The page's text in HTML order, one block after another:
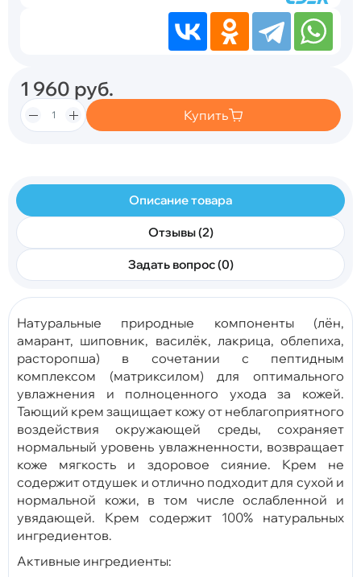
1 960 руб.
Купить
Описание товара
Отзывы (2)
Задать вопрос (0)
Натуральные природные компоненты (лён,
амарант, шиповник, василёк, лакрица, облепиха,
расторопша) в сочетании с пептидным
комплексом (матриксилом) для оптимального
увлажнения и полноценного ухода за кожей.
Тающий крем защищает кожу от неблагоприятного
воздействия окружающей среды, сохраняет
нормальный уровень увлажненности, возвращает
коже мягкость и здоровое сияние. Крем не
содержит отдушек и отлично подходит для сухой и
нормальной кожи, в том числе ослабленной и
увядающей. Крем содержит 100% натуральных
ингредиентов.
Активные ингредиенты: